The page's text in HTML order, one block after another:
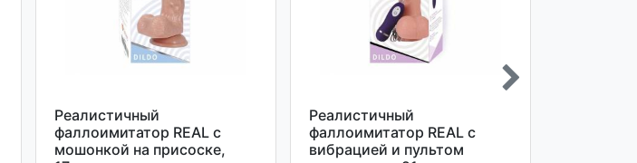
Реалистичный
фаллоимитатор REAL с
мошонкой на присоске,
Реалистичный
фаллоимитатор REAL с
вибрацией и пультом